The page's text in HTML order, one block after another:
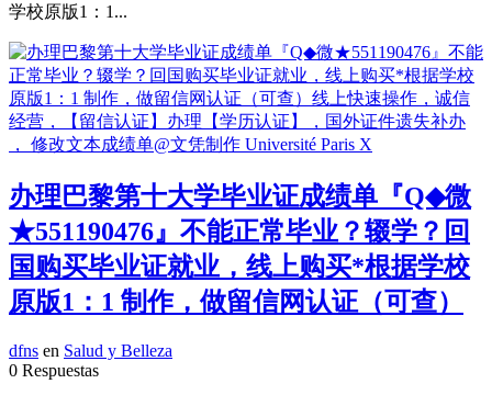
学校原版1：1...
办理巴黎第十大学毕业证成绩单『Q◆微
★551190476』不能正常毕业？辍学？回
国购买毕业证就业，线上购买*根据学校
原版1：1 制作，做留信网认证（可查）
dfns en Salud y Belleza
0 Respuestas